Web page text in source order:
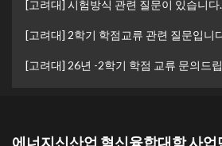
[고려대] 시험방식 관련 질문이 있습니다.
[고려대] 2학기 학점교류 관련 질문입니
[고려대] 26년 -2학기 학점 교류 문의드
에너지신산업 혁신융합대학 사업